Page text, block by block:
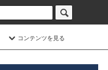
コンテンツを見る